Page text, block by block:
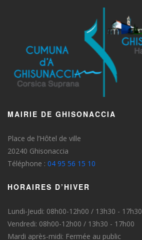
MAIRIE DE GHISONACCIA
Place de l’Hôtel de ville
20240 Ghisonaccia
Téléphone : 04 95 56 15 10
HORAIRES D’HIVER
Lundi-Jeudi: 08h00-12h00 / 13h30 - 17h30
Vendredi: 08h00-12h00 / 13h30 - 17h00
Mardi après-midi: Fermée au public